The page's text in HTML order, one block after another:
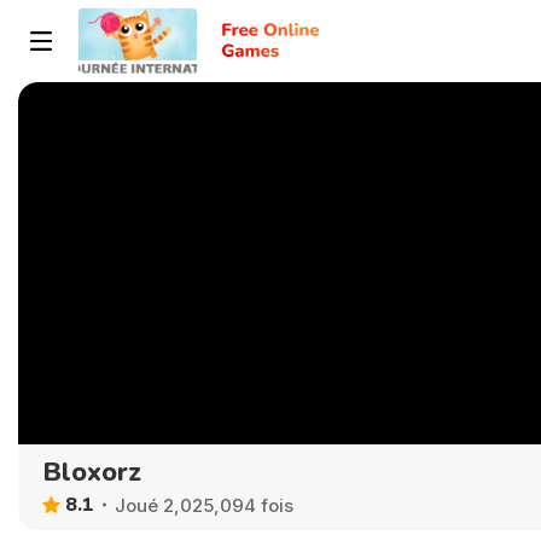
Bloxorz
8.1 Joué 2,025,094 fois